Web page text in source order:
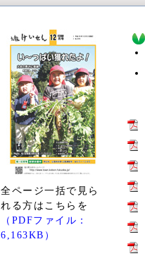
全ページ一括で見ら
れる方はこちらを
（PDFファイル：
6,163KB）